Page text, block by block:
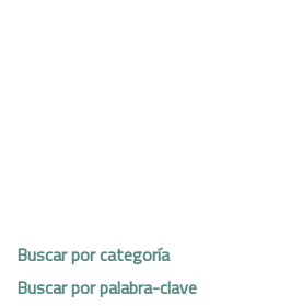
Buscar por categoría
Buscar por palabra-clave